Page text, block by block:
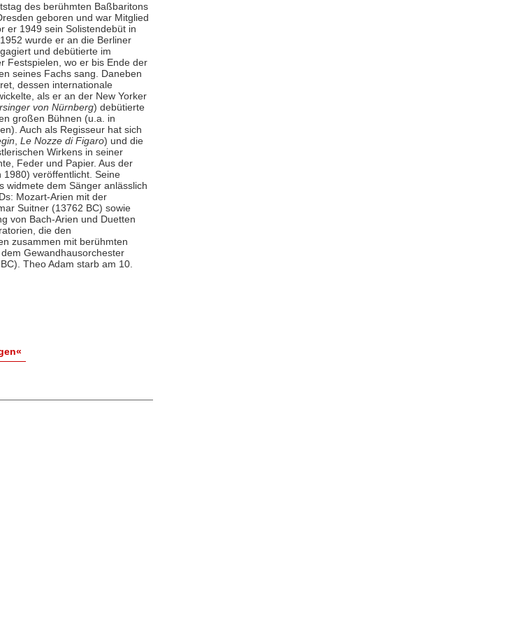
des berühmten Baßbaritons
geboren und war Mitglied
er 1949 sein Solistendebüt in
wurde er an die Berliner
und debütierte im
Festspielen, wo er bis Ende der
seines Fachs sang. Daneben
dessen internationale
als er an der New Yorker
von Nürnberg) debütierte
großen Bühnen (u.a. in
Auch als Regisseur hat sich
Le Nozze di Figaro) und die
Wirkens in seiner
Feder und Papier. Aus der
1980) veröffentlicht. Seine
widmete dem Sänger anlässlich
Mozart-Arien mit der
Suitner (13762 BC) sowie
von Bach-Arien und Duetten
die den
zusammen mit berühmten
Gewandhausorchester
Theo Adam starb am 10.